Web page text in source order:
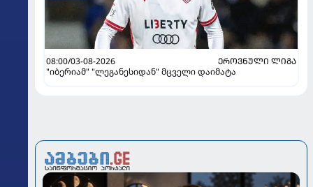
08:00/03-08-2026
ᲔᲠᲝᲕᲜᲣᲚᲘ ᲚᲘᲒᲐ
"იბერიამ" "ლეგანესიდან" მცველი დაიმატა